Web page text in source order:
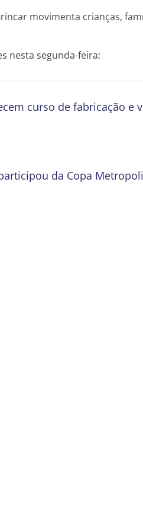
movimenta crianças,
nesta segunda-feira:
curso de fabricação e
da Copa